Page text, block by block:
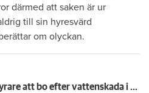
därmed att saken är ur
till sin hyresvärd
om olyckan.
600 kronor dyrare att bo efter vattenskada i Varberg